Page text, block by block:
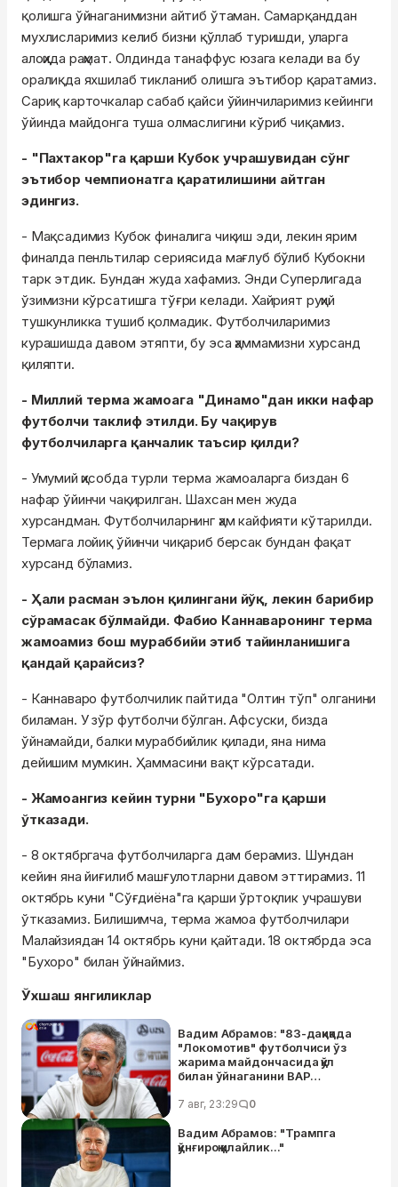
қолишга ўйнаганимизни айтиб ўтаман. Самарқанддан
мухлисларимиз келиб бизни қўллаб туришди, уларга
алоҳида раҳмат. Олдинда танаффус юзага келади ва бу
оралиқда яхшилаб тикланиб олишга эътибор қаратамиз.
Сариқ карточкалар сабаб қайси ўйинчиларимиз кейинги
ўйинда майдонга туша олмаслигини кўриб чиқамиз.
- "Пахтакор"га қарши Кубок учрашувидан сўнг
эътибор чемпионатга қаратилишини айтган
эдингиз.
- Мақсадимиз Кубок финалига чиқиш эди, лекин ярим
финалда пенльтилар сериясида мағлуб бўлиб Кубокни
тарк этдик. Бундан жуда хафамиз. Энди Суперлигада
ўзимизни кўрсатишга тўғри келади. Хайрият руҳий
тушкунликка тушиб қолмадик. Футболчиларимиз
курашишда давом этяпти, бу эса ҳаммамизни хурсанд
қиляпти.
- Миллий терма жамоага "Динамо"дан икки нафар
футболчи таклиф этилди. Бу чақирув
футболчиларга қанчалик таъсир қилди?
- Умумий ҳисобда турли терма жамоаларга биздан 6
нафар ўйинчи чақирилган. Шахсан мен жуда
хурсандман. Футболчиларнинг ҳам кайфияти кўтарилди.
Термага лойиқ ўйинчи чиқариб берсак бундан фақат
хурсанд бўламиз.
- Ҳали расман эълон қилингани йўқ, лекин барибир
сўрамасак бўлмайди. Фабио Каннаваронинг терма
жамоамиз бош мураббийи этиб тайинланишига
қандай қарайсиз?
- Каннаваро футболчилик пайтида "Олтин тўп" олганини
биламан. У зўр футболчи бўлган. Афсуски, бизда
ўйнамайди, балки мураббийлик қилади, яна нима
дейишим мумкин. Ҳаммасини вақт кўрсатади.
- Жамоангиз кейин турни "Бухоро"га қарши
ўтказади.
- 8 октябргача футболчиларга дам берамиз. Шундан
кейин яна йиғилиб машғулотларни давом эттирамиз. 11
октябрь куни "Сўғдиёна"га қарши ўртоқлик учрашуви
ўтказамиз. Билишимча, терма жамоа футболчилари
Малайзиядан 14 октябрь куни қайтади. 18 октябрда эса
"Бухоро" билан ўйнаймиз.
Ўхшаш янгиликлар
Вадим Абрамов: "83-дақиқада
"Локомотив" футболчиси ўз
жарима майдончасида қўл
билан ўйнаганини ВАР
7 авг, 23:29 0
Вадим Абрамов: "Трампга
қўнғироқ қилайлик..."